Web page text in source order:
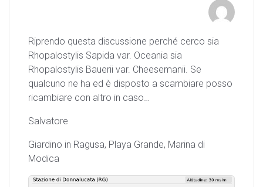
Riprendo questa discussione perché cerco sia
Rhopalostylis Sapida var. Oceania sia
Rhopalostylis Bauerii var. Cheesemanii. Se
qualcuno ne ha ed è disposto a scambiare posso
ricambiare con altro in caso…
Salvatore
Giardino in Ragusa, Playa Grande, Marina di
Modica